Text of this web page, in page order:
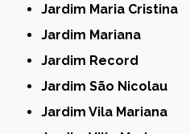
Jardim Maria Cristina
Jardim Mariana
Jardim Record
Jardim São Nicolau
Jardim Vila Mariana